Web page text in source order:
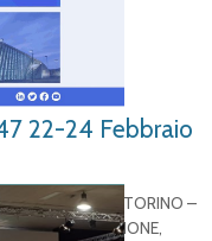
22-24 Febbraio
2023 | TORINO –
A INNOVAZIONE,